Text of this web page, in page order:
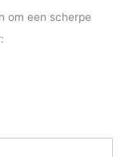
om een scherpe